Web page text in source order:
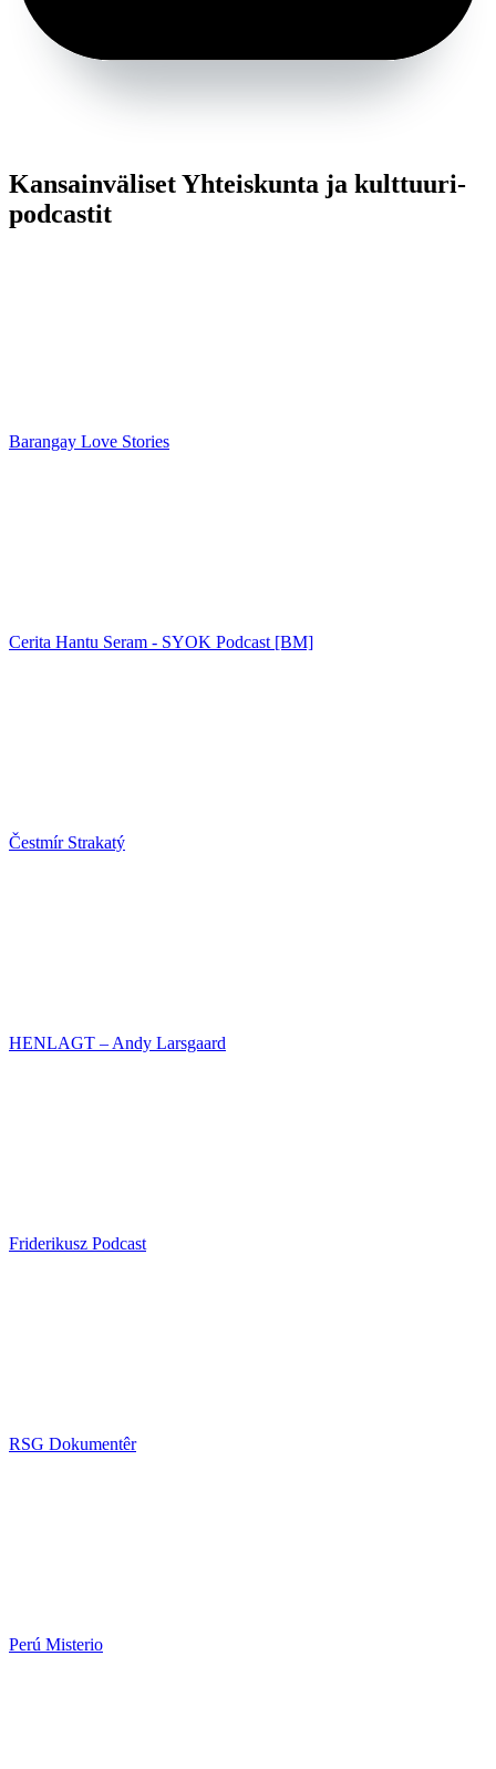
Kansainväliset Yhteiskunta ja kulttuuri-
podcastit
Barangay Love Stories
Cerita Hantu Seram - SYOK Podcast [BM]
Čestmír Strakatý
HENLAGT – Andy Larsgaard
Friderikusz Podcast
RSG Dokumentêr
Perú Misterio